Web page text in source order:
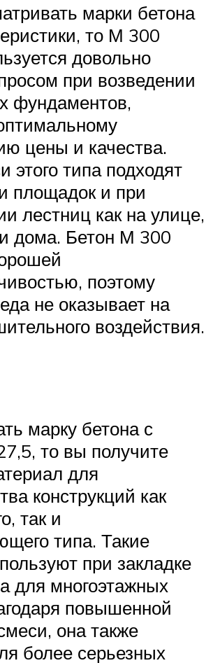
марки бетона
то М 300
довольно
при возведении
фундаментов,
цены и качества.
этого типа подходят
площадок и при
лестниц как на улице,
дома. Бетон М 300
поэтому
не оказывает на
воздействия.
марку бетона с
то вы получите
для
конструкций как
так и
типа. Такие
при закладке
для многоэтажных
повышенной
она также
более серьезных